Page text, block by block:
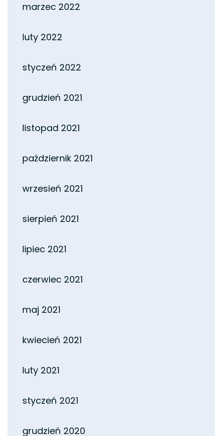
marzec 2022
luty 2022
styczeń 2022
grudzień 2021
listopad 2021
październik 2021
wrzesień 2021
sierpień 2021
lipiec 2021
czerwiec 2021
maj 2021
kwiecień 2021
luty 2021
styczeń 2021
grudzień 2020